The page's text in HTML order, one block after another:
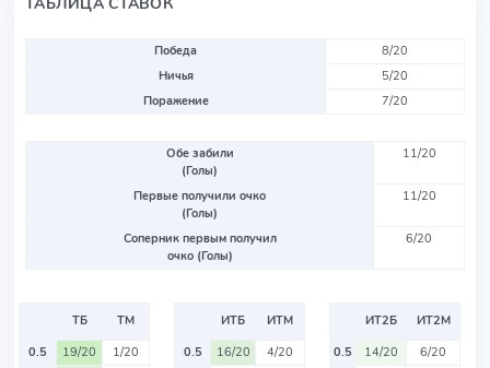
Победа
8/20
Ничья
5/20
Поражение
7/20
Обе забили
(Голы)
11/20
Первые получили очко
(Голы)
11/20
Соперник первым получил
очко (Голы)
6/20
ТБ
ТМ
0.5
19/20
1/20
ИТБ
ИТМ
0.5
16/20
4/20
ИТ2Б
ИТ2М
0.5
14/20
6/20